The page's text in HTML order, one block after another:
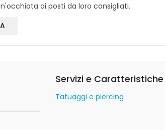
ai posti da loro consigliati.
Servizi e Caratteristiche
Tatuaggi e piercing